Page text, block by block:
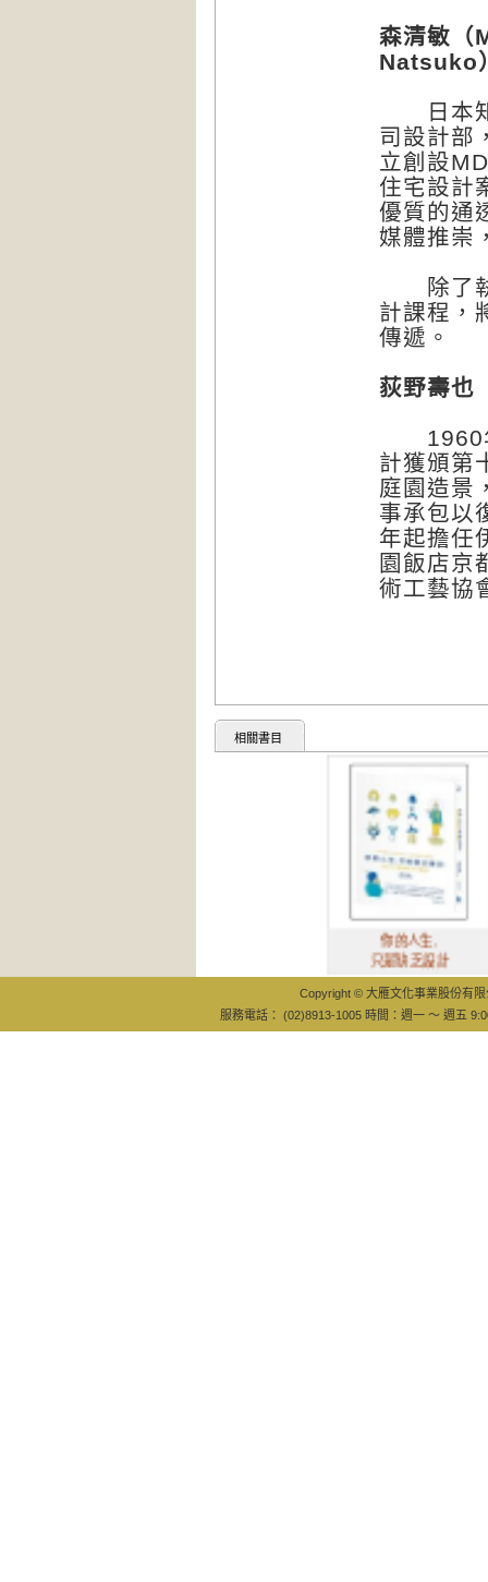
森清敏（
Natsuko
日本知
司設計部
立創設
住宅設計
優質的通
媒體推崇
除了執
計課程，
傳遞。
荻野壽也
1960年
計獲頒第
庭園造景
事承包以
年起擔任
園飯店京
術工藝協
相關書目
只是缺乏設計
Copyright © 大雁文化事業股份有
服務電話： (02)8913-1005 時間：週一 ～ 週五